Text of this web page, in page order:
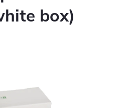
box)